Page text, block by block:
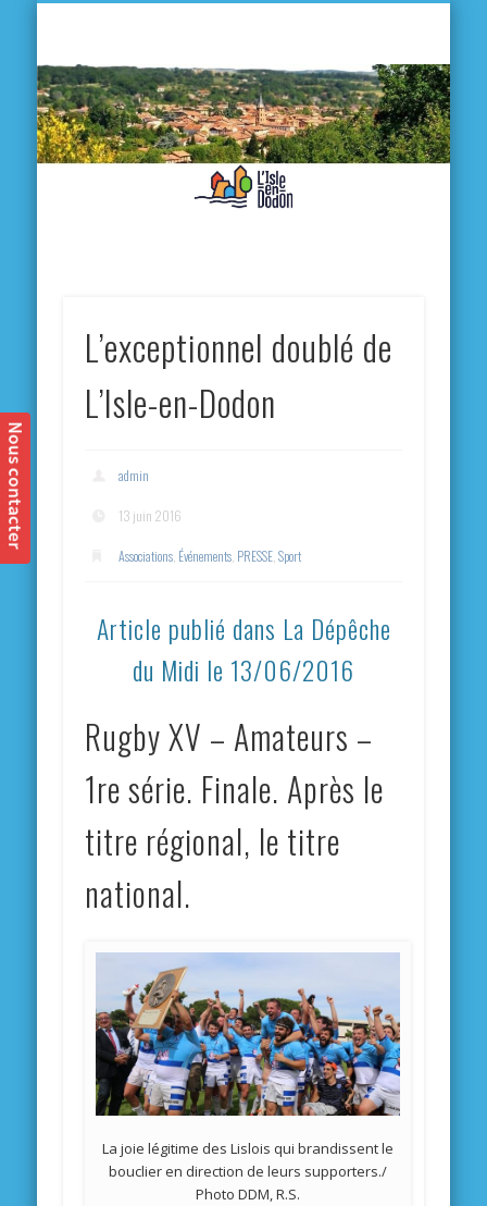
L’exceptionnel doublé de
L’Isle-en-Dodon
admin
13 juin 2016
Associations Événements PRESSE ,Sport
Article publié dans La Dépêche
du Midi le 13/06/2016
Rugby XV – Amateurs –
1re série. Finale. Après le
titre régional, le titre
national.
La joie légitime des Lislois qui brandissent le
bouclier en direction de leurs supporters./
Photo DDM, R.S.